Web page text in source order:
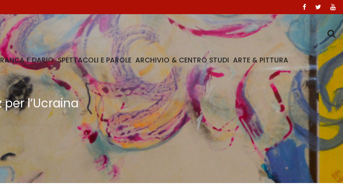
E DARIO SPETTACOLI E PAROLE ARCHIVIO & CENTRO STUDI ARTE & PITTURA
l’Ucraina